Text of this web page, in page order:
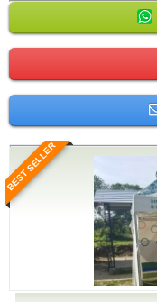
BEST SELLER